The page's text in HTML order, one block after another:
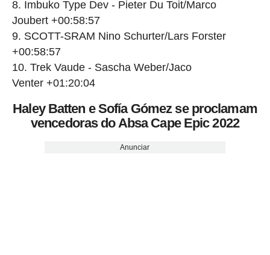
Imbuko Type Dev - Pieter Du Toit/Marco
Joubert +00:58:57
SCOTT-SRAM Nino Schurter/Lars Forster
+00:58:57
Trek Vaude - Sascha Weber/Jaco
Venter +01:20:04
Haley Batten e Sofía Gómez se proclamam
vencedoras do Absa Cape Epic 2022
Anunciar